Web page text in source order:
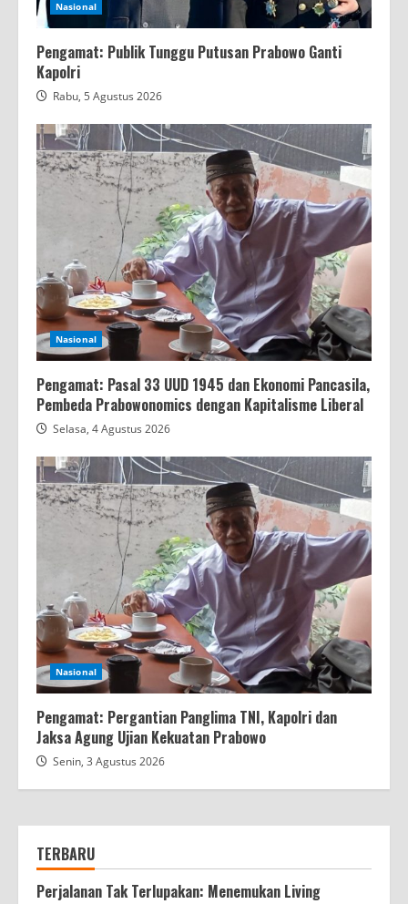
Nasional
Pengamat: Publik Tunggu Putusan Prabowo Ganti
Kapolri
Rabu, 5 Agustus 2026
Nasional
Pengamat: Pasal 33 UUD 1945 dan Ekonomi Pancasila,
Pembeda Prabowonomics dengan Kapitalisme Liberal
Selasa, 4 Agustus 2026
Nasional
Pengamat: Pergantian Panglima TNI, Kapolri dan
Jaksa Agung Ujian Kekuatan Prabowo
Senin, 3 Agustus 2026
TERBARU
Perjalanan Tak Terlupakan: Menemukan Living